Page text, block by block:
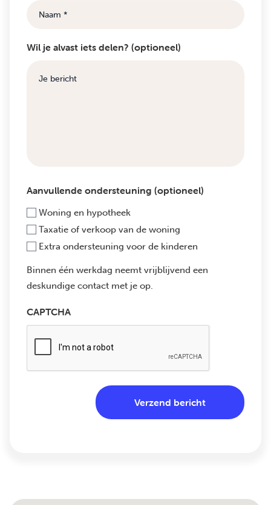
Wil je alvast iets delen? (optioneel)
Aanvullende ondersteuning (optioneel)
Woning en hypotheek
Taxatie of verkoop van de woning
Extra ondersteuning voor de kinderen
Binnen één werkdag neemt vrijblijvend een
deskundige contact met je op.
CAPTCHA